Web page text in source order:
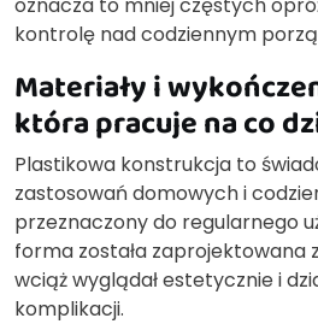
kontrolę nad codziennym
Materiały i
która pracuje na co
Plastikowa konstrukcja to
zastosowań domowych i
przeznaczony do regularnego
forma została zaprojektowana
wciąż wyglądał estetycznie i
komplikacji.